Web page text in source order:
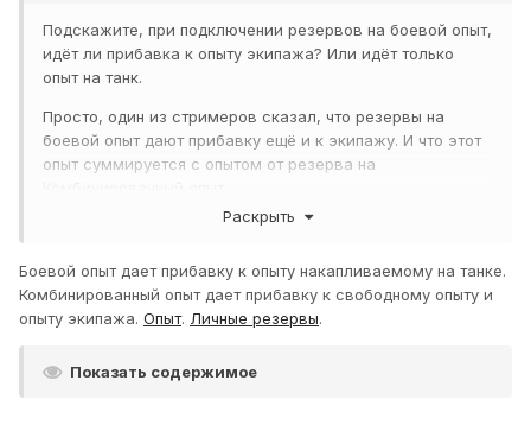
Подскажите, при подключении резервов на боевой опыт,
идёт ли прибавка к опыту экипажа? Или идёт только
опыт на танк.
Просто, один из стримеров сказал, что резервы на
боевой опыт дают прибавку ещё и к экипажу. И что этот
опыт суммируется с опытом от резерва на
Раскрыть
Боевой опыт дает прибавку к опыту накапливаемому на танке.
Комбинированный опыт дает прибавку к свободному опыту и
опыту экипажа. Опыт. Личные резервы.
Показать содержимое